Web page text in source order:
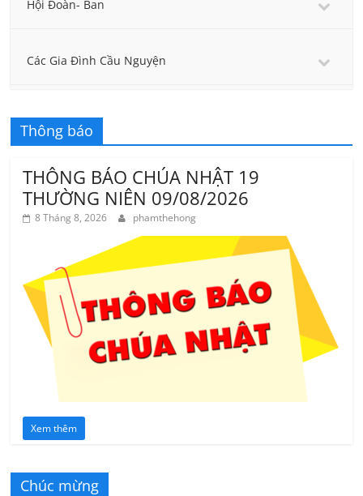
Hội Đoàn- Ban
Các Gia Đình Cầu Nguyện
Thông báo
THÔNG BÁO CHÚA NHẬT 19
THƯỜNG NIÊN 09/08/2026
8 Tháng 8, 2026 phamthehong
Xem thêm
Chúc mừng